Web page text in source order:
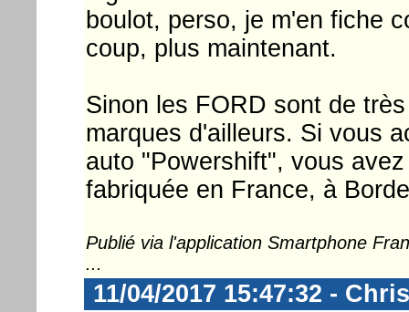
boulot, perso, je m'en fiche
coup, plus maintenant.
Sinon les FORD sont de
marques d'ailleurs. Si vous
auto "Powershift", vous
fabriquée en France, à
Publié via l'application Smartphone
...
11/04/2017 15:47:32 -